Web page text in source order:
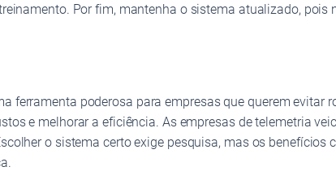
Por fim, mantenha o sistema atualizado,
ferramenta poderosa para empresas que querem
e melhorar a eficiência. As empresas de telemetria
o sistema certo exige pesquisa, mas os